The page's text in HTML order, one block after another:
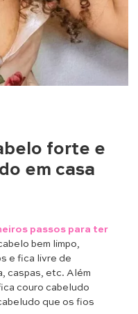
forte e
em casa
passos para ter
bem limpo,
e fica livre de
caspas, etc. Além
couro cabeludo
que os fios